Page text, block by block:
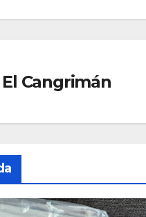
El Cangrimán